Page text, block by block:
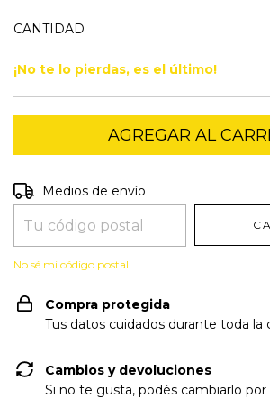
CANTIDAD
¡No te lo pierdas, es el último!
Entregas para el CP:
Medios de envío
No sé mi código postal
Compra protegida
Tus datos cuidados durante toda la
Cambios y devoluciones
Si no te gusta, podés cambiarlo